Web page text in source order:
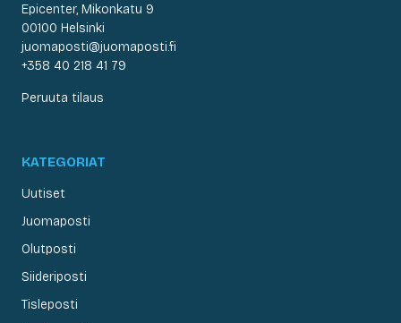
Epicenter, Mikonkatu 9
00100 Helsinki
juomaposti@juomaposti.fi
+358 40 218 41 79
Peruuta tilaus
KATEGORIAT
Uutiset
Juomaposti
Olutposti
Siideriposti
Tisleposti